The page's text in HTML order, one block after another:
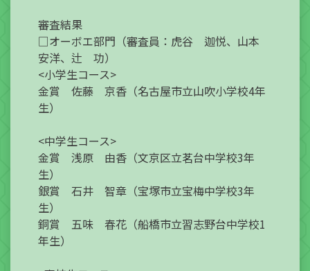
審査結果
□オーボエ部門（審査員：虎谷 迦悦、山本
安洋、辻 功）
<小学生コース>
金賞 佐藤 京香（名古屋市立山吹小学校4年
生）
<中学生コース>
金賞 浅原 由香（文京区立茗台中学校3年
生）
銀賞 石井 智章（宝塚市立宝梅中学校3年
生）
銅賞 五味 春花（船橋市立習志野台中学校1
年生）